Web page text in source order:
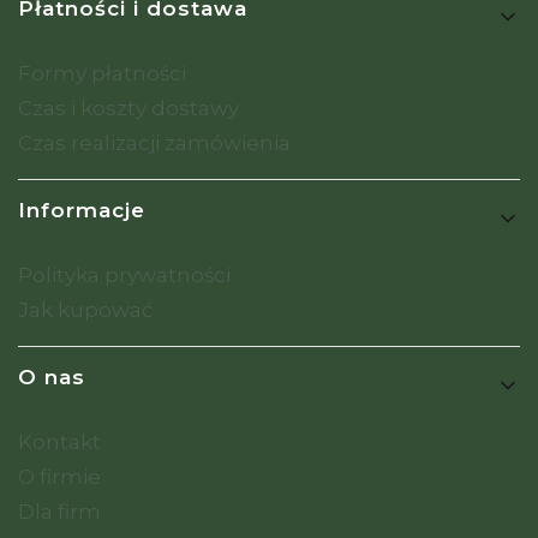
Płatności i dostawa
Formy płatności
Czas i koszty dostawy
Czas realizacji zamówienia
Informacje
Polityka prywatności
Jak kupować
O nas
Kontakt
O firmie
Dla firm